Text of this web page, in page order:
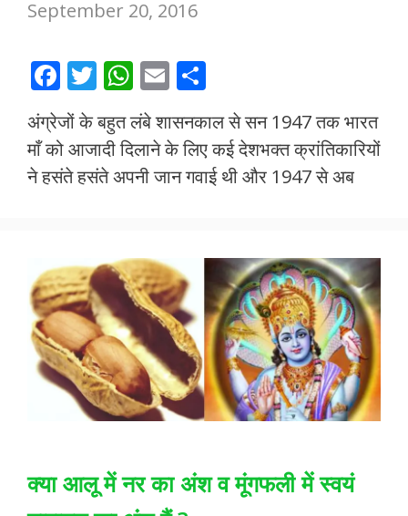
September 20, 2016
F
ac
e
b
o
T
itt
er
W
h
at
s
A
p
E
ai
l
ar
e
अंग्रेजों के बहुत लंबे शासनकाल से सन 1947 तक भारत
माँ को आजादी दिलाने के लिए कई देशभक्त क्रांतिकारियों
ने हसंते हसंते अपनी जान गवाई थी और 1947 से अब
क्या आलू में नर का अंश व मूंगफली में स्वयं